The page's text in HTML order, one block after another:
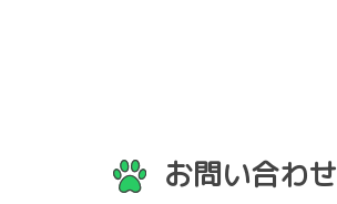
お問い合わせ